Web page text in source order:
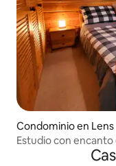
Condominio en Lens
Estudio con
aparcamiento